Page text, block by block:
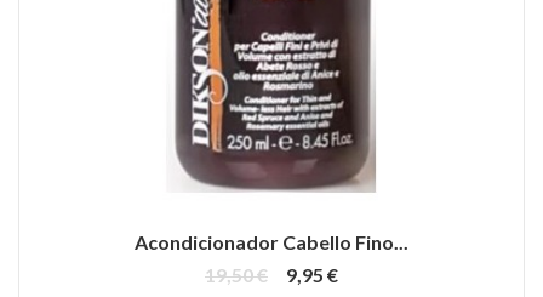
Acondicionador Cabello Fino...
19,50 €
9,95 €